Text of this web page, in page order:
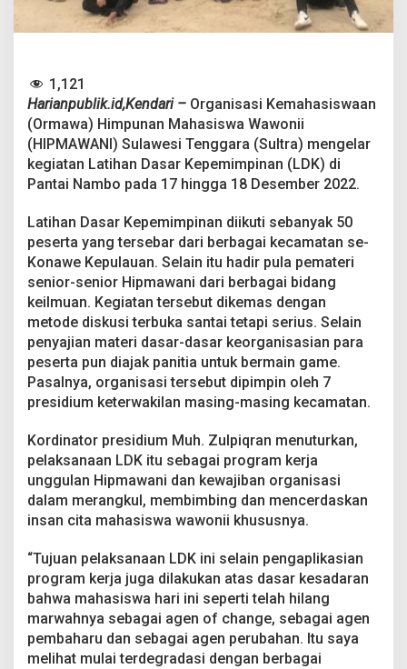
i
u
a
J
d
i
W
d
a
h
P
e
m
e
r
s
a
t
u
h
a
s
i
w
W
a
w
n
i
i
1,121
Harianpublik.id,Kendari – Organisasi Kemahasiswaan
(Ormawa) Himpunan Mahasiswa Wawonii
(HIPMAWANI) Sulawesi Tenggara (Sultra) mengelar
kegiatan Latihan Dasar Kepemimpinan (LDK) di
Pantai Nambo pada 17 hingga 18 Desember 2022.
Latihan Dasar Kepemimpinan diikuti sebanyak 50
peserta yang tersebar dari berbagai kecamatan se-
Konawe Kepulauan. Selain itu hadir pula pemateri
senior-senior Hipmawani dari berbagai bidang
keilmuan. Kegiatan tersebut dikemas dengan
metode diskusi terbuka santai tetapi serius. Selain
penyajian materi dasar-dasar keorganisasian para
peserta pun diajak panitia untuk bermain game.
Pasalnya, organisasi tersebut dipimpin oleh 7
presidium keterwakilan masing-masing kecamatan.
Kordinator presidium Muh. Zulpiqran menuturkan,
pelaksanaan LDK itu sebagai program kerja
unggulan Hipmawani dan kewajiban organisasi
dalam merangkul, membimbing dan mencerdaskan
insan cita mahasiswa wawonii khususnya.
“Tujuan pelaksanaan LDK ini selain pengaplikasian
program kerja juga dilakukan atas dasar kesadaran
bahwa mahasiswa hari ini seperti telah hilang
marwahnya sebagai agen of change, sebagai agen
pembaharu dan sebagai agen perubahan. Itu saya
melihat mulai terdegradasi dengan berbagai